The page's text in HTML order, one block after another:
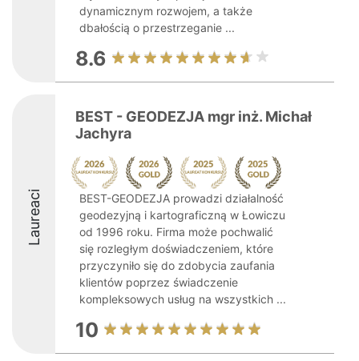
dynamicznym rozwojem, a także
dbałością o przestrzeganie ...
8.6
Laureaci
BEST - GEODEZJA mgr inż. Michał
Jachyra
BEST-GEODEZJA prowadzi działalność
geodezyjną i kartograficzną w Łowiczu
od 1996 roku. Firma może pochwalić
się rozległym doświadczeniem, które
przyczyniło się do zdobycia zaufania
klientów poprzez świadczenie
kompleksowych usług na wszystkich ...
10